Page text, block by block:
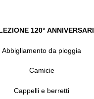
120°
Abbigliamento da pioggia
Camicie
Cappelli e berretti